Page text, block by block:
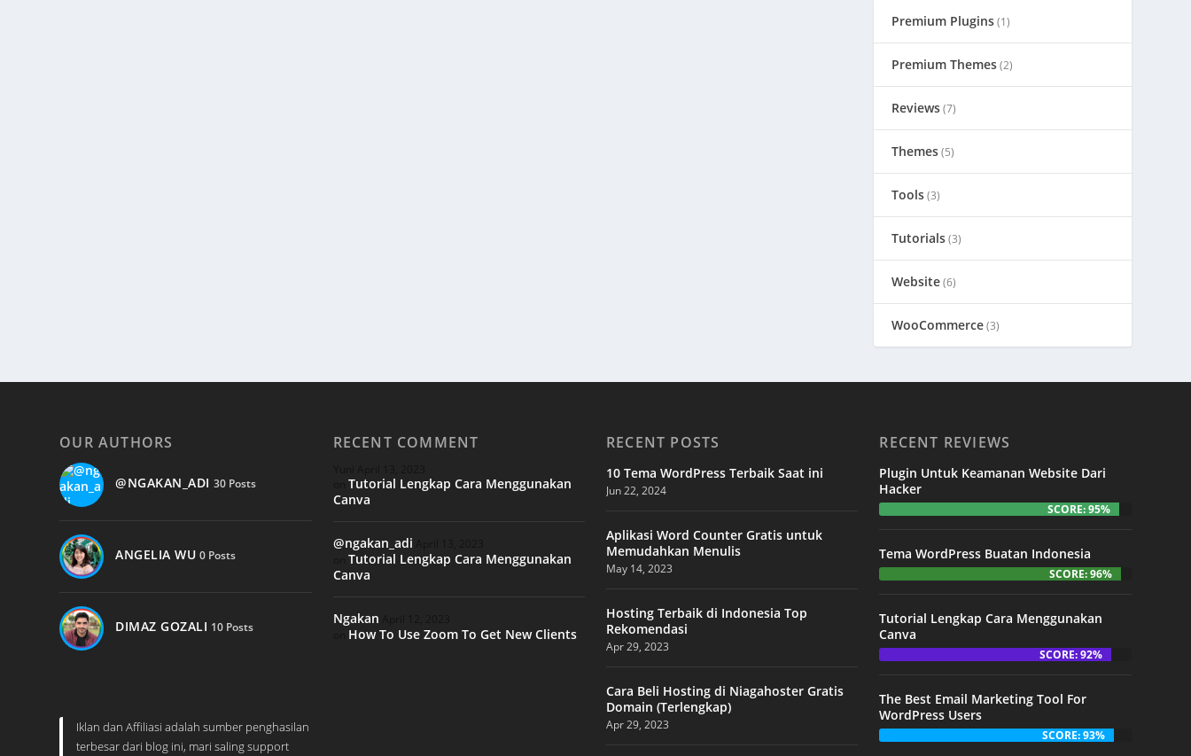
Premium Plugins(1)
Premium Themes(2)
Reviews(7)
Themes(5)
Tools(3)
Tutorials(3)
Website(6)
WooCommerce(3)
OUR AUTHORS
@NGAKAN_ADI 30 Posts
ANGELIA WU 0 Posts
DIMAZ GOZALI 10 Posts
Iklan dan Affiliasi adalah sumber penghasilan
terbesar dari blog ini, mari saling support
RECENT COMMENT
Tutorial Lengkap Cara Menggunakan
Canva
@ngakan_adi
Tutorial Lengkap Cara Menggunakan
Canva
Ngakan
How To Use Zoom To Get New Clients
RECENT POSTS
10 Tema WordPress Terbaik Saat ini
Jun 22, 2024
Aplikasi Word Counter Gratis untuk
Memudahkan Menulis
May 14, 2023
Hosting Terbaik di Indonesia Top
Rekomendasi
Apr 29, 2023
Cara Beli Hosting di Niagahoster Gratis
Domain (Terlengkap)
Apr 29, 2023
RECENT REVIEWS
Plugin Untuk Keamanan Website Dari
Hacker
SCORE: 95%
Tema WordPress Buatan Indonesia
SCORE: 96%
Tutorial Lengkap Cara Menggunakan
Canva
SCORE: 92%
The Best Email Marketing Tool For
WordPress Users
SCORE: 93%